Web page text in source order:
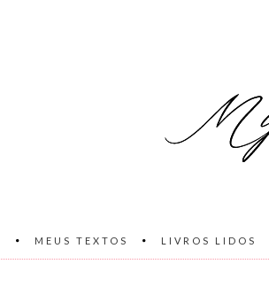
MEUS TEXTOS LIVROS LIDOS